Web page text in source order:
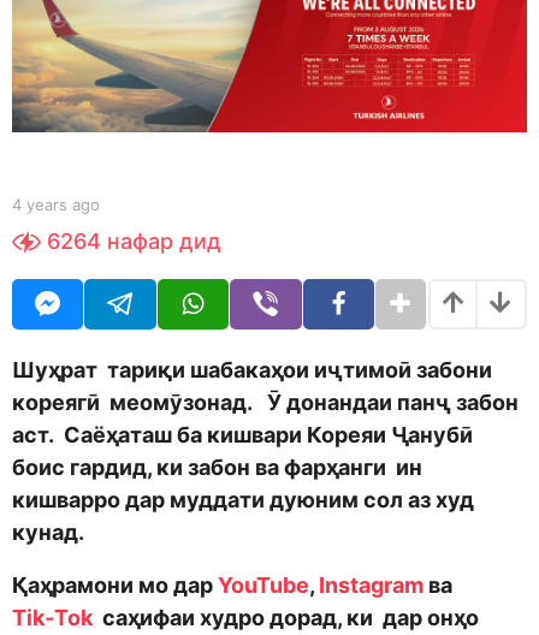
a
g
o
b
S
h
d
o
4 years ago
e
g
6264 нафар дид
Шуҳрат тариқи шабакаҳои иҷтимоӣ забони
кореягӣ меомӯзонад. Ӯ донандаи панҷ забон
аст. Саёҳаташ ба кишвари Кореяи Ҷанубӣ
боис гардид, ки забон ва фарҳанги ин
кишварро дар муддати дуюним сол аз худ
кунад.
Қаҳрамони мо дарYouTube, Instagram ва
Tik‑Tok саҳифаи худро дорад, ки дар онҳо